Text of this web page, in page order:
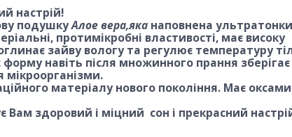
настрій!
подушкуАлое вера,яка наповнена
протимікробні властивості, має високу
зайву вологу та регулює температуру
навіть після множинного прання зберігає
мікроорганізми.
матеріалу нового покоління. Має
здоровий і міцний сон і прекрасний